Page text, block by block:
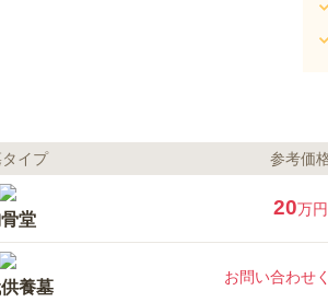
イプ 参考価
堂
20万円
養墓
お問い合わせ